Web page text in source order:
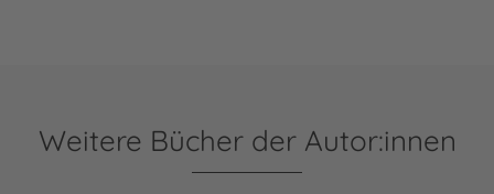
Weitere Bücher der Autor:innen